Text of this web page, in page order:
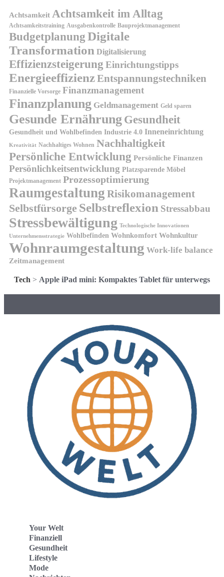
Achtsamkeit Achtsamkeit im Alltag
Achtsamkeitstraining Ausgabenkontrolle Bauprojektmanagement
BudgetplanungDigitale
Transformation Digitalisierung
Effizienzsteigerung Einrichtungstipps
EnergieeffizienzEntspannungstechniken
Finanzielle Vorsorge Finanzmanagement
Finanzplanung Geldmanagement Geld sparen
Gesunde Ernährung Gesundheit
Gesundheit und Wohlbefinden Industrie 4.0 Inneneinrichtung
Kreativität Nachhaltiges Wohnen Nachhaltigkeit
Persönliche Entwicklung Persönliche Finanzen
Persönlichkeitsentwicklung Platzsparende Möbel
Projektmanagement Prozessoptimierung
Raumgestaltung Risikomanagement
Selbstfürsorge Selbstreflexion Stressabbau
Stressbewältigung Technologische Innovationen
Unternehmensstrategie Wohlbefinden Wohnkomfort Wohnkultur
Wohnraumgestaltung Work-life balance
Zeitmanagement
Tech > Apple iPad mini: Kompaktes Tablet für unterwegs
Your Welt
Finanziell
Gesundheit
Lifestyle
Mode